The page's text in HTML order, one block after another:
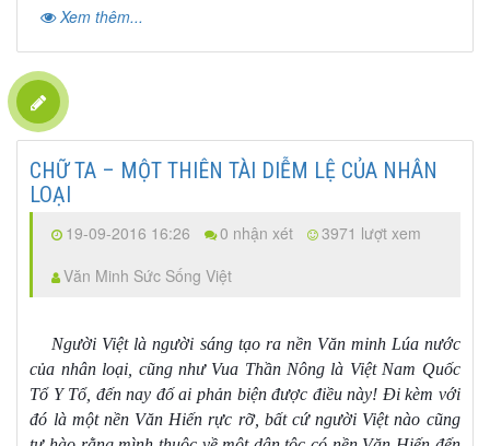
Xem thêm...
CHỮ TA – MỘT THIÊN TÀI DIỄM LỆ CỦA NHÂN
LOẠI
19-09-2016 16:26 0 nhận xét
3971 lượt xem
Văn Minh Sức Sống Việt
Người Việt là người sáng tạo ra nền Văn minh Lúa nước
của nhân loại, cũng như Vua Thần Nông là Việt Nam Quốc
Tổ Y Tổ, đến nay đố ai phản biện được điều này! Đi kèm với
đó là một nền Văn Hiến rực rỡ, bất cứ người Việt nào cũng